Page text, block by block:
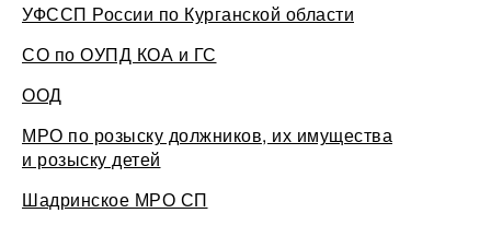
УФССП России по Курганской области
СО по ОУПД КОА и ГС
ООД
МРО по розыску должников, их имущества
и розыску детей
Шадринское МРО СП